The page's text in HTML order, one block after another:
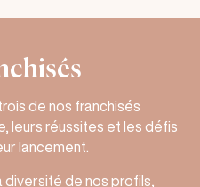
de nos franchisés
leurs réussites et les défis
lancement.
diversité de nos profils,